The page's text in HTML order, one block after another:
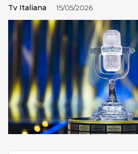
Tv Italiana 15/05/2026